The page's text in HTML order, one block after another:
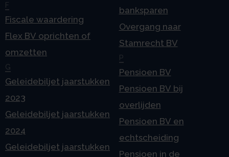
F
Fiscale waardering
Flex BV oprichten of
omzetten
G
Geleidebiljet jaarstukken
2023
Geleidebiljet jaarstukken
2024
Geleidebiljet jaarstukken
banksparen
Overgang naar
Stamrecht BV
P
Pensioen BV
Pensioen BV bij
overlijden
Pensioen BV en
echtscheiding
Pensioen in de